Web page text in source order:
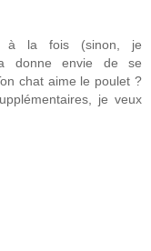
à la fois (sinon, je
donne envie de se
chat aime le poulet ?
je veux